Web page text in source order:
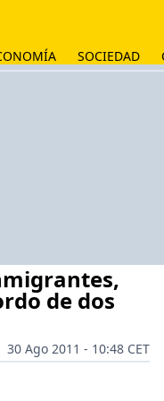
SOCIEDAD
de dos
30 Ago 2011 - 10:48 CET